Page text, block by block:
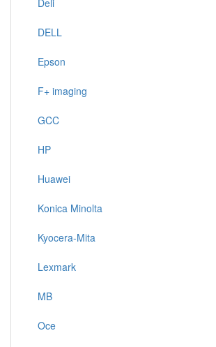
Deli
DELL
Epson
F+ imaging
GCC
HP
Huawei
Konica Minolta
Kyocera-Mita
Lexmark
MB
Oce